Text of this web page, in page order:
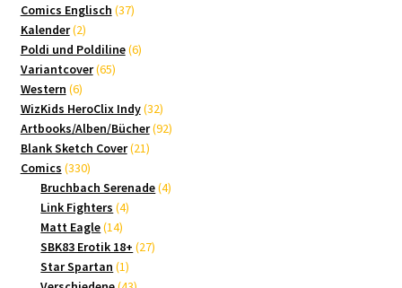
Comics Englisch 3737
Kalender 22
Produkte
Poldi und Poldiline 66
Variantcover 6565
Western 66
Produkte
WizKids HeroClix Indy 3232
Produkte
Artbooks/Alben/Bücher 9292
Blank Sketch Cover 2121
Comics 330330
Produkte
Bruchbach Serenade 44
Link Fighters 44
Matt Eagle 1414
Produkte
SBK83 Erotik 18+ 2727
Star Spartan 11